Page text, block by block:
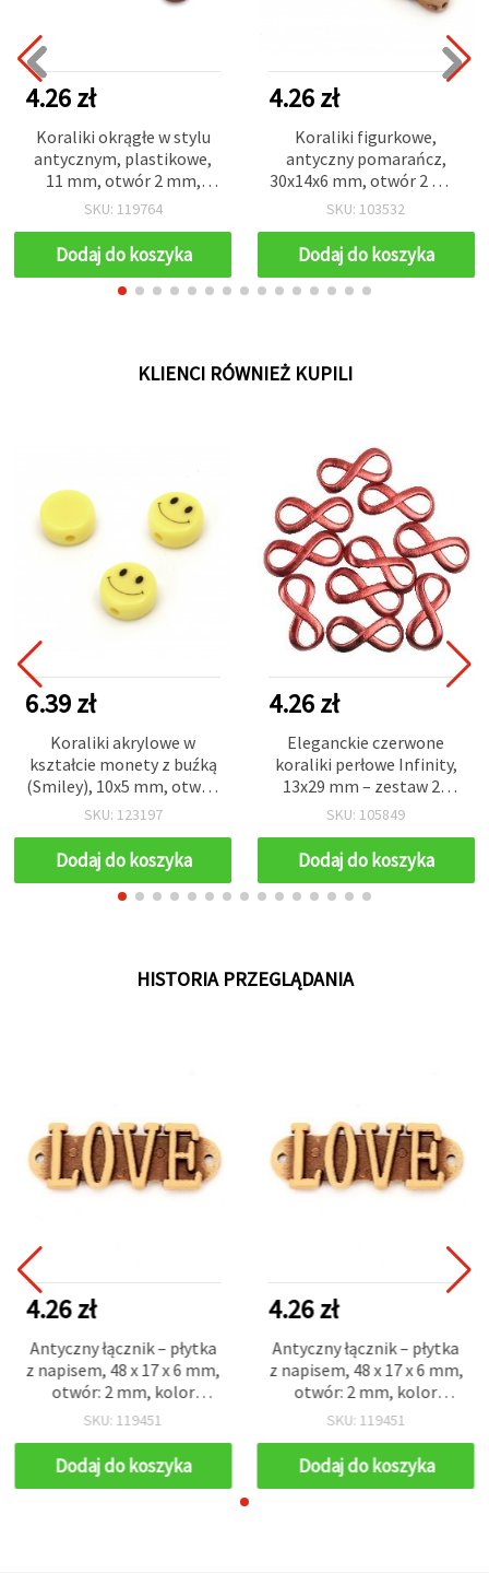
4.26 zł
Koraliki okrągłe w stylu
antycznym, plastikowe,
11 mm, otwór 2 mm,
brązowe — 50 g (~50 szt.)
SKU: 119764
Dodaj do koszyka
4.26 zł
Koraliki figurkowe,
antyczny pomarańcz,
30x14x6 mm, otwór 2 mm
– 50 g (~27 szt.)
SKU: 103532
Dodaj do koszyka
KLIENCI RÓWNIEŻ KUPILI
6.39 zł
Koraliki akrylowe w
kształcie monety z buźką
(Smiley), 10x5 mm, otwór:
2 mm, żółte, 20 g (~50
rękodzieła DIY
SKU: 123197
Dodaj do koszyka
4.26 zł
Eleganckie czerwone
koraliki perłowe Infinity,
13x29 mm – zestaw 20
szt., idealne do stylowej
projektów DIY
SKU: 105849
Dodaj do koszyka
HISTORIA PRZEGLĄDANIA
4.26 zł
Antyczny łącznik – płytka
z napisem, 48 x 17 x 6 mm,
otwór: 2 mm, kolor
brązowy – 50 g (~18 szt.)
SKU: 119451
Dodaj do koszyka
4.26 zł
Antyczny łącznik – płytka
z napisem, 48 x 17 x 6 mm,
otwór: 2 mm, kolor
brązowy – 50 g (~18 szt.)
SKU: 119451
Dodaj do koszyka